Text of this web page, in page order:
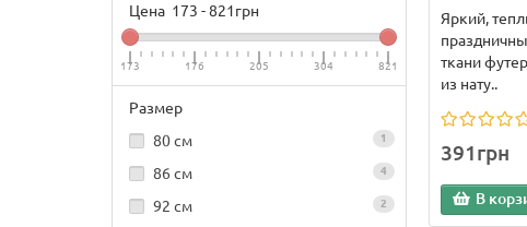
Цена 173 -821грн
173 176 205 304 821
Размер
80 см
1
86 см 4
92 см 2
Яркий,
ткани
из нату..
391грн
В